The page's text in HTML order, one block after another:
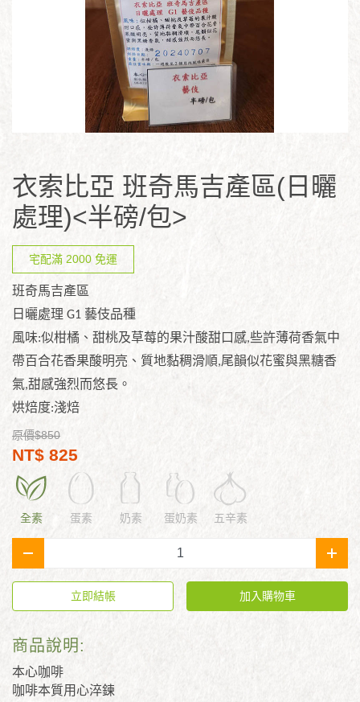
衣索比亞 班奇馬吉產區(日曬
處理)<半磅/包>
宅配滿 2000 免運
班奇馬吉產區
日曬處理 G1 藝伎品種
風味:似柑橘、甜桃及草莓的果汁酸甜口感,些許薄荷香氣中
帶百合花香果酸明亮、質地黏稠滑順,尾韻似花蜜與黑糖香
氣,甜感強烈而悠長。
烘焙度:淺焙
原價$850
NT$ 825
全素 蛋素 奶素 蛋奶素 五辛素
- +
立即結帳 加入購物車
商品說明:
本心咖啡
咖啡本質用心淬鍊